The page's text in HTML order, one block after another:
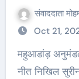
संवाददाता
Oct 21,
महुआडांड़ अनुमंडल सभागार में गुरुवार को अनुमंडल पदाधिकारी
नीत निखिल